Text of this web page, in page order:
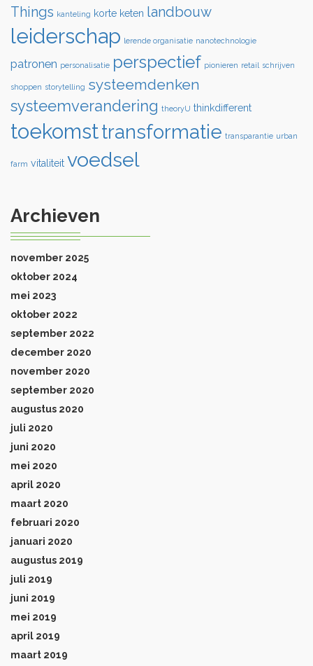
Things kanteling korte keten landbouw
leiderschap lerende organisatie nanotechnologie
patronen personalisatie perspectief pionieren retail schrijven
shoppen storytelling systeemdenken
systeemverandering theoryU thinkdifferent
toekomsttransformatie transparantie urban
farm vitaliteit voedsel
Archieven
november 2025
oktober 2024
mei 2023
oktober 2022
september 2022
december 2020
november 2020
september 2020
augustus 2020
juli 2020
juni 2020
mei 2020
april 2020
maart 2020
februari 2020
januari 2020
augustus 2019
juli 2019
juni 2019
mei 2019
april 2019
maart 2019